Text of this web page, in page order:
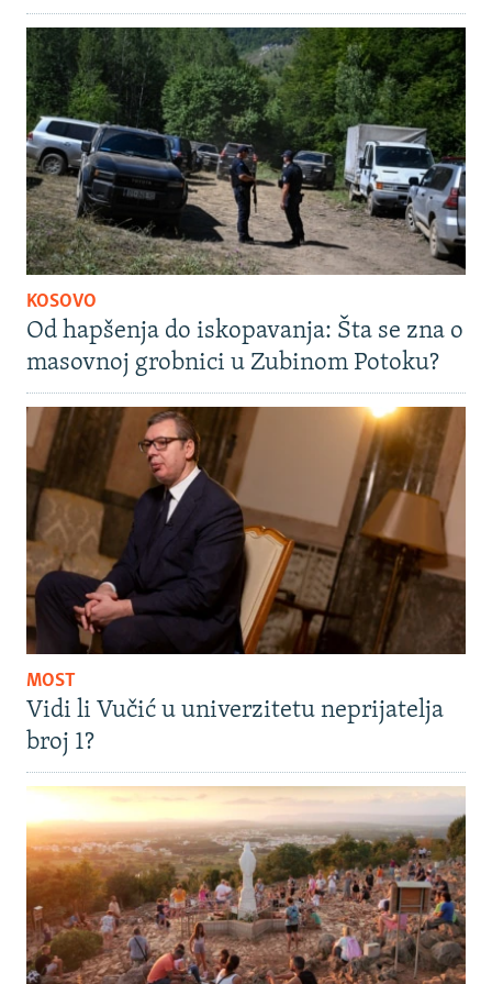
KOSOVO
Od hapšenja do iskopavanja: Šta se zna o
masovnoj grobnici u Zubinom Potoku?
MOST
Vidi li Vučić u univerzitetu neprijatelja
broj 1?